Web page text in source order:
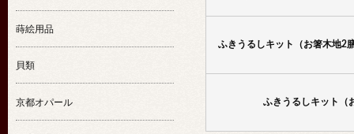
ふきうるしキット（お箸木地2
ふきうるしキット（
蒔絵用品
貝類
京都オパール